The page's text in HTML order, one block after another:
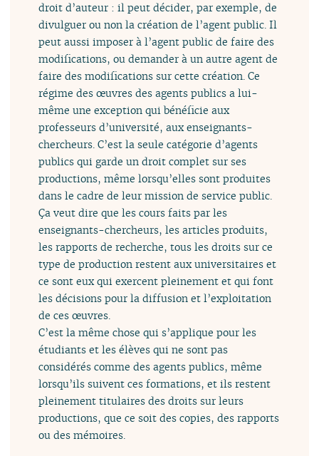
droit d’auteur : il peut décider, par exemple, de
divulguer ou non la création de l’agent public. Il
peut aussi imposer à l’agent public de faire des
modifications, ou demander à un autre agent de
faire des modifications sur cette création. Ce
régime des œuvres des agents publics a lui-
même une exception qui bénéficie aux
professeurs d’université, aux enseignants-
chercheurs. C’est la seule catégorie d’agents
publics qui garde un droit complet sur ses
productions, même lorsqu’elles sont produites
dans le cadre de leur mission de service public.
Ça veut dire que les cours faits par les
enseignants-chercheurs, les articles produits,
les rapports de recherche, tous les droits sur ce
type de production restent aux universitaires et
ce sont eux qui exercent pleinement et qui font
les décisions pour la diffusion et l’exploitation
de ces œuvres.
C’est la même chose qui s’applique pour les
étudiants et les élèves qui ne sont pas
considérés comme des agents publics, même
lorsqu’ils suivent ces formations, et ils restent
pleinement titulaires des droits sur leurs
productions, que ce soit des copies, des rapports
ou des mémoires.